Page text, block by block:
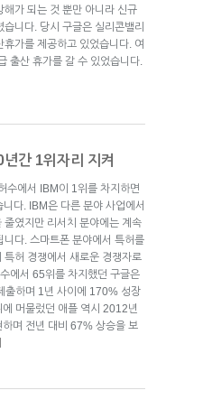
해가 되는 것 뿐만 아니라 신규
니다. 당시 구글은 실리콘밸리
가를 제공하고 있었습니다. 여
출산 휴가를 갈 수 있었습니다.
간 1위자리 지켜
수에서 IBM이 1위를 차지하면
다. IBM은 다른 분야 사업에서
였지만 리서치 분야에는 계속
다. 스마트폰 분야에서 특허를
허 경쟁에서 새로운 경쟁자로
에서 65위를 차지했던 구글은
하며 1년 사이에 170% 성장
머물렀던 애플 역시 2012년
며 전년 대비 67% 상승을 보